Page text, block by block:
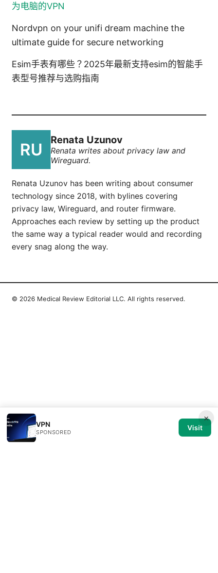
为电脑的VPN
Nordvpn on your unifi dream machine the
ultimate guide for secure networking
Esim手表有哪些？2025年最新支持esim的智能手
表型号推荐与选购指南
Renata Uzunov
Renata writes about privacy law and
Wireguard.
Renata Uzunov has been writing about consumer
technology since 2018, with bylines covering
privacy law, Wireguard, and router firmware.
Approaches each review by setting up the product
the same way a typical reader would and recording
every snag along the way.
×
VPN
SPONSORED
Visit
© 2026 Medical Review Editorial LLC. All rights reserved.